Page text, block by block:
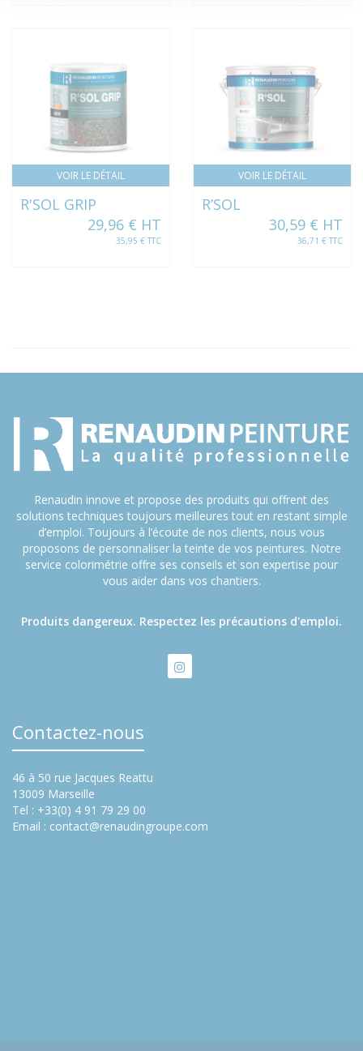
VOIR LE DÉTAIL
R'SOL GRIP
29,96 € HT
35,95 € TTC
VOIR LE DÉTAIL
R’SOL
30,59 € HT
36,71 € TTC
Renaudin innove et propose des produits qui offrent des
solutions techniques toujours meilleures tout en restant simple
d’emploi. Toujours à l’écoute de nos clients, nous vous
proposons de personnaliser la teinte de vos peintures. Notre
service colorimétrie offre ses conseils et son expertise pour
vous aider dans vos chantiers.
Produits dangereux. Respectez les précautions d'emploi.
Contactez-nous
46 à 50 rue Jacques Reattu
13009 Marseille
Tel : +33(0) 4 91 79 29 00
Email : contact@renaudingroupe.com